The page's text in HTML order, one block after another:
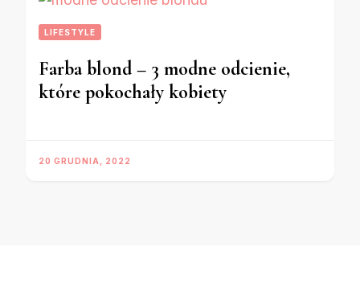
LIFESTYLE
Farba blond – 3 modne odcienie,
które pokochały kobiety
20 GRUDNIA, 2022